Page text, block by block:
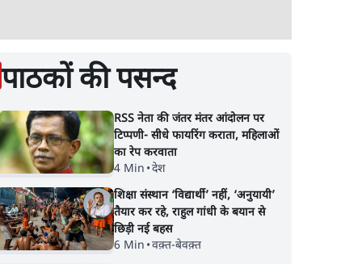
पाठकों की पसन्द
RSS नेता की जंतर मंतर आंदोलन पर
टिप्पणी- सीधे फायरिंग कराता, महिलाओं
का रेप करवाता
4 Min •देश
शिक्षा संस्थान ‘विद्यार्थी’ नहीं, ‘अनुयायी’
तैयार कर रहे, राहुल गांधी के बयान से
छिड़ी नई बहस
6 Min •वक़्त-बेवक़्त